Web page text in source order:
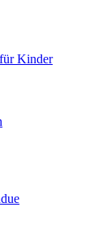
Kinder